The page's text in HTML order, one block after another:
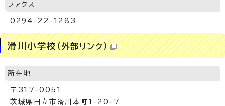
ファクス
0294-22-1283
滑川小学校 （外部リンク）
所在地
〒317-0051
茨城県日立市滑川本町1-20-7